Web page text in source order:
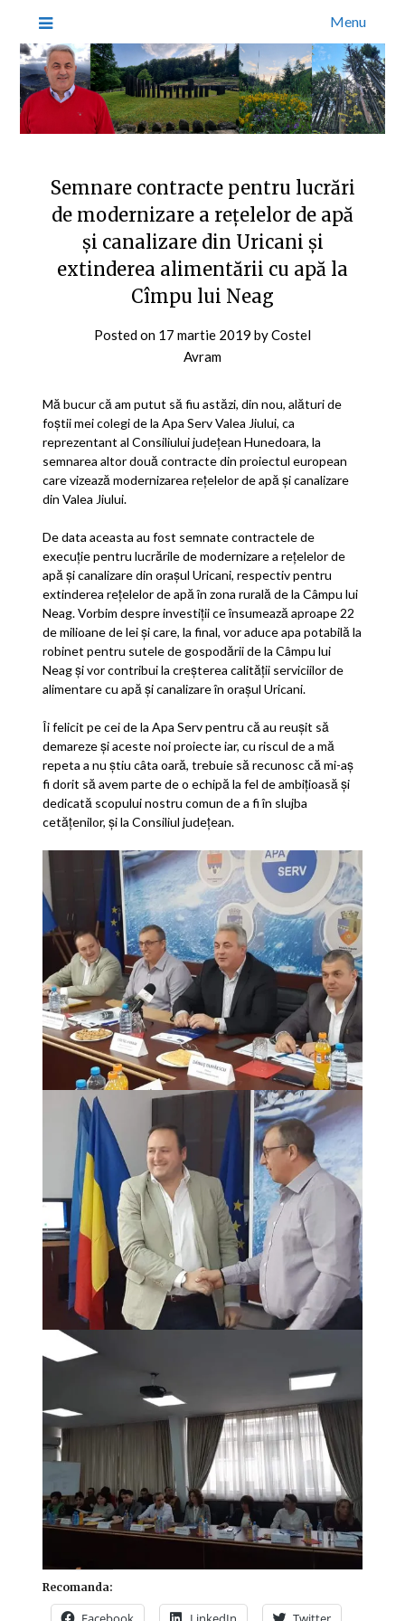
Menu
Semnare contracte pentru lucrări
de modernizare a rețelelor de apă
și canalizare din Uricani și
extinderea alimentării cu apă la
Cîmpu lui Neag
Posted on 17 martie 2019 byCostel
Avram
Mă bucur că am putut să fiu astăzi, din nou, alături de
foștii mei colegi de la Apa Serv Valea Jiului, ca
reprezentant al Consiliului județean Hunedoara, la
semnarea altor două contracte din proiectul european
care vizează modernizarea rețelelor de apă și canalizare
din Valea Jiului.
De data aceasta au fost semnate contractele de
execuție pentru lucrările de modernizare a rețelelor de
apă și canalizare din orașul Uricani, respectiv pentru
extinderea rețelelor de apă înzona rurală de la Câmpu lui
Neag. Vorbim despre investiții ce însumează aproape 22
de milioane de lei și care, la final, vor aduce apa potabilă la
robinet pentru sutele de gospodării de la Câmpu lui
Neag și vor contribui la creșterea calității serviciilor de
alimentare cu apă și canalizare în orașul Uricani.
Îi felicit pe cei de la Apa Serv pentru că au reușit să
demareze și aceste noi proiecte iar, cu riscul de a mă
repeta a nu știu câta oară, trebuie să recunosc că mi-aș
fi dorit să avem parte de o echipă la fel de ambițioasă și
dedicată scopului nostru comun de a fi în slujba
cetățenilor, și la Consiliul județean.
Recomanda: